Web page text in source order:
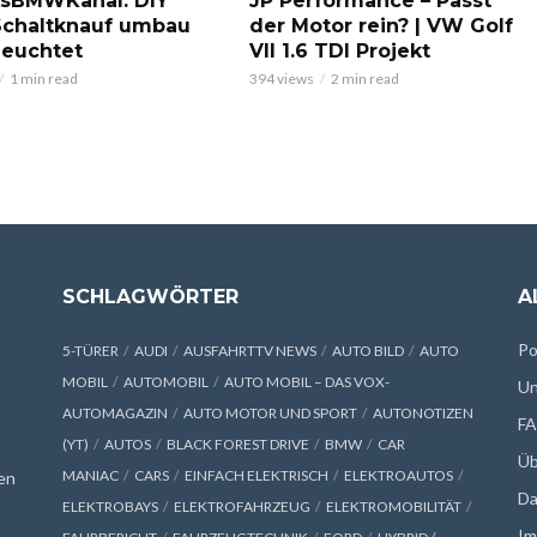
umbau
1 min read
der Motor rein? | VW Golf
VII 1.6 TDI Projekt
394 views 2 min read
SCHLAGWÖRTER
5-TÜRER AUDI AUSFAHRTTV NEWS AUTO BILD
AUTO
MOBIL
AUTOMOBIL
AUTO MOBIL – DAS VOX-
AUTOMAGAZIN
AUTO MOTOR UND SPORT
AUTONOTIZEN
(YT)
AUTOS BLACK FOREST DRIVE BMW
CAR
MANIAC
CARS EINFACH ELEKTRISCH
ELEKTROAUTOS
ELEKTROBAYS
ELEKTROFAHRZEUG
ELEKTROMOBILITÄT